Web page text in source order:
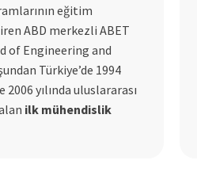
eğitim
ABD merkezli ABET
of Engineering and
Türkiye’de 1994
2006 yılında uluslararası
ilk mühendislik